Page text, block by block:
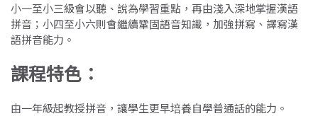
小一至小三級會以聽、說為學習重點，再由淺入深地掌握漢語
拼音；小四至小六則會繼續鞏固語音知識，加強拼寫、譯寫漢
語拼音能力。
課程特色 ：
由一年級起教授拼音，讓學生更早培養自學普通話的能力。